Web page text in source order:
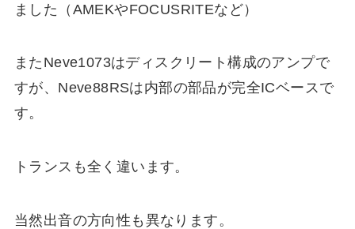
ました（AMEKやFOCUSRITEなど）
またNeve1073はディスクリート構成のアンプで
すが、Neve88RSは内部の部品が完全ICベースで
す。
トランスも全く違います。
当然出音の方向性も異なります。